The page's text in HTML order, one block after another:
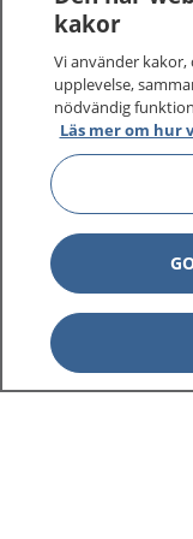
sjukdomar och
Logga in för att
vårdärenden.
1177 ger dig råd
1177 på flera språk
kakor
Vi använder
upplevelse,
nödvändig
Läs mer om hur